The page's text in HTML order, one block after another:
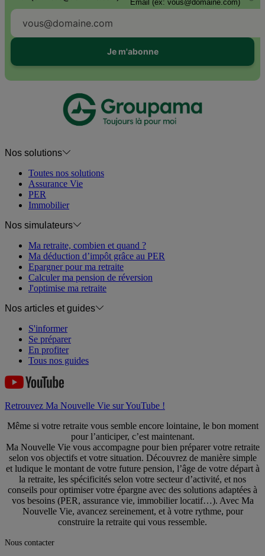
Email (ex: vous@domaine.com)
Je m'abonne
Nos solutions
Toutes nos solutions
Assurance Vie
PER
Immobilier
Nos simulateurs
Ma retraite, combien et quand ?
Ma déduction d’impôt grâce au PER
Epargner pour ma retraite
Calculer ma pension de réversion
J'optimise ma retraite
Nos articles et guides
S'informer
Se préparer
En profiter
Tous nos guides
Retrouvez Ma Nouvelle Vie sur YouTube !
Même si votre retraite vous semble encore lointaine, le bon moment
pour l’anticiper, c’est maintenant.
Ma Nouvelle Vie vous accompagne pour bien préparer votre retraite
selon vos objectifs et votre situation. Découvrez de manière simple
et ludique le montant de votre future pension, l’âge de votre départ à
la retraite, les spécificités selon votre secteur d’activité, et nos
conseils pour optimiser votre épargne avec des solutions adaptées à
vos besoins (PER, assurance vie, immobilier locatif…). Avec Ma
Nouvelle Vie, avancez sereinement, et à votre rythme, pour
construire la retraite qui vous ressemble.
Nous contacter